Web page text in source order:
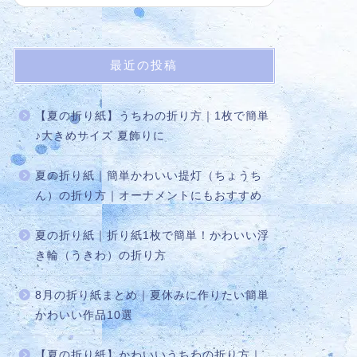
最近の投稿
【夏の折り紙】うちわの折り方｜1枚で簡単
♪大きめサイズ 夏飾りに
夏の折り紙｜簡単かわいい提灯（ちょうち
ん）の折り方｜オーナメントにもおすすめ
夏の折り紙｜折り紙1枚で簡単！かわいい浮
き輪（うきわ）の折り方
8月の折り紙まとめ｜夏休みに作りたい簡単
かわいい作品10選